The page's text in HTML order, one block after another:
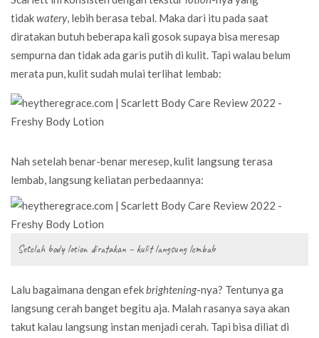
tidakwatery, lebih berasa tebal. Maka dari itu pada saat
diratakan butuh beberapa kali gosok supaya bisa meresap
sempurna dan tidak ada garis putih di kulit. Tapi walau belum
merata pun, kulit sudah mulai terlihat lembab:
Nah setelah benar-benar meresep, kulit langsung terasa
lembab, langsung keliatan perbedaannya:
Setelah body lotion diratakan – kulit langsung lembab
Lalu bagaimana dengan efekbrightening-nya? Tentunya ga
langsung cerah banget begitu aja. Malah rasanya saya akan
takut kalau langsung instan menjadi cerah. Tapi bisa diliat di